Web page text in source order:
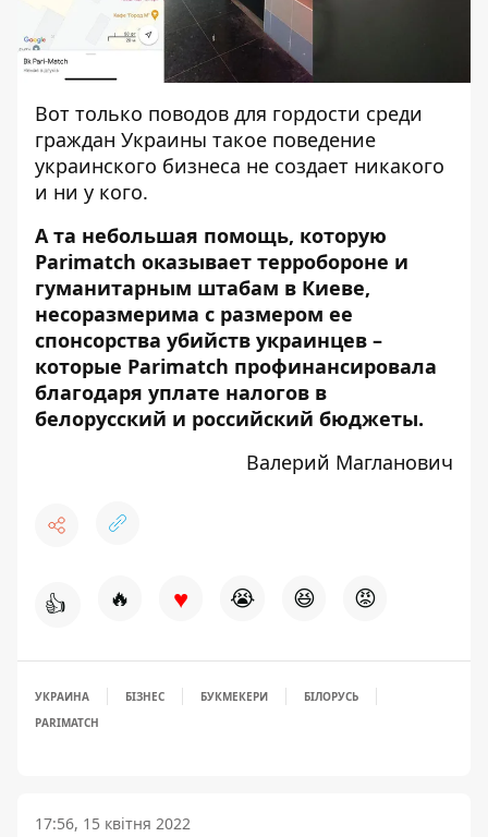
Вот только поводов для гордости среди
граждан Украины такое поведение
украинского бизнеса не создает никакого
и ни у кого.
А та небольшая помощь, которую
Parimatch оказывает терробороне и
гуманитарным штабам в Киеве,
несоразмерима с размером ее
спонсорства убийств украинцев –
которые Parimatch профинансировала
благодаря уплате налогов в
белорусский и российский бюджеты.
Валерий Магланович
👍 🔥 ♥ 😭 😆 😡
УКРАИНА БІЗНЕС БУКМЕКЕРИ
БІЛОРУСЬ
PARIMATCH
17:56, 15 квітня 2022